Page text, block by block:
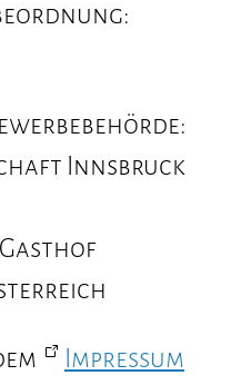
Innsbruck
Gasthof
Impressum